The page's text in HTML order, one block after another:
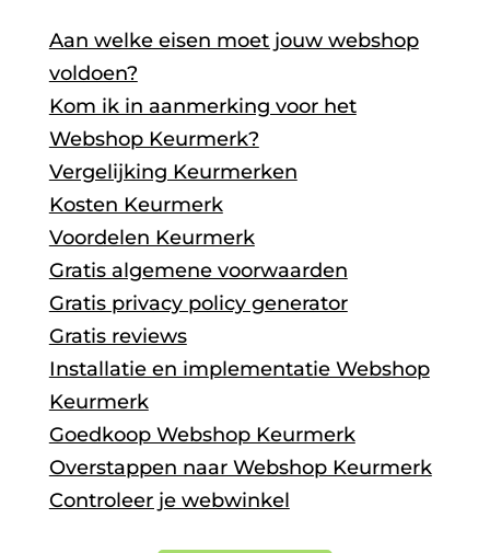
Aan welke eisen moet jouw webshop
voldoen?
Kom ik in aanmerking voor het
Webshop Keurmerk?
Vergelijking Keurmerken
Kosten Keurmerk
Voordelen Keurmerk
Gratis algemene voorwaarden
Gratis privacy policy generator
Gratis reviews
Installatie en implementatie Webshop
Keurmerk
Goedkoop Webshop Keurmerk
Overstappen naar Webshop Keurmerk
Controleer je webwinkel